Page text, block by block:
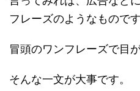
フレーズのようなものです
冒頭のワンフレーズで目
そんな一文が大事です。